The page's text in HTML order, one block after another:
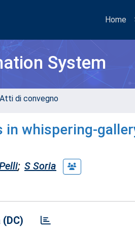
Home
System
di convegno
in whispering-
; S Soria